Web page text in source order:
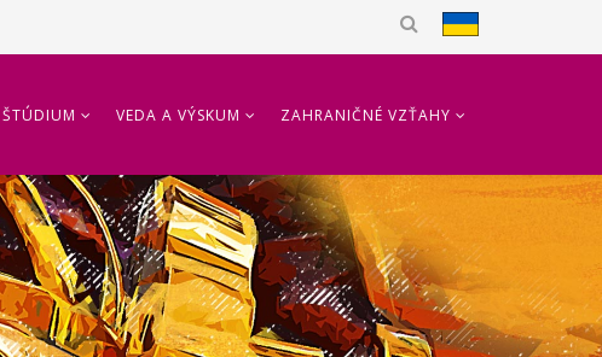
ŠTÚDIUM VEDA A VÝSKUM ZAHRANIČNÉ VZŤAHY